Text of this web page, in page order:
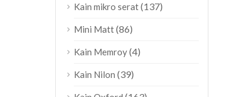
Kain mikro serat(137)
Mini Matt(86)
Kain Memroy(4)
Kain Nilon (39)